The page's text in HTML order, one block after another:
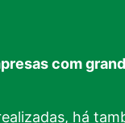
com
há